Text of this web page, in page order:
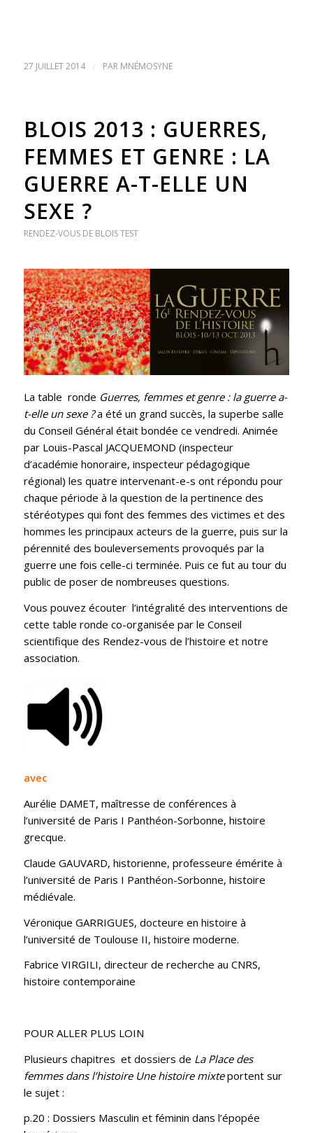
27 JUILLET 2014 / PAR MNÉMOSYNE
BLOIS 2013 : GUERRES,
FEMMES ET GENRE : LA
GUERRE A-T-ELLE UN
SEXE ?
RENDEZ-VOUS DE BLOIS TEST
La table ronde Guerres, femmes et genre : la guerre a-
t-elle un sexe ?a été un grand succès, la superbe salle
du Conseil Général était bondée ce vendredi. Animée
par Louis-Pascal JACQUEMOND (inspecteur
d’académie honoraire, inspecteur pédagogique
régional) les quatre intervenant-e-s ont répondu pour
chaque période à la question de la pertinence des
stéréotypes qui font des femmes des victimes et des
hommes les principaux acteurs de la guerre, puis sur la
pérennité des bouleversements provoqués par la
guerre une fois celle-ci terminée. Puis ce fut au tour du
public de poser de nombreuses questions.
Vous pouvez écouter l’intégralité des interventions de
cette table ronde co-organisée par le Conseil
scientifique des Rendez-vous de l’histoire et notre
association.
avec
Aurélie DAMET, maîtresse de conférences à
l’université de Paris I Panthéon-Sorbonne, histoire
grecque.
Claude GAUVARD, historienne, professeure émérite à
l’université de Paris I Panthéon-Sorbonne, histoire
médiévale.
Véronique GARRIGUES, docteure en histoire à
l’université de Toulouse II, histoire moderne.
Fabrice VIRGILI, directeur de recherche au CNRS,
histoire contemporaine
POUR ALLER PLUS LOIN
Plusieurs chapitres et dossiers de La Place des
femmes dans l’histoire Une histoire mixteportent sur
le sujet :
p.20 : Dossiers Masculin et féminin dans l’épopée